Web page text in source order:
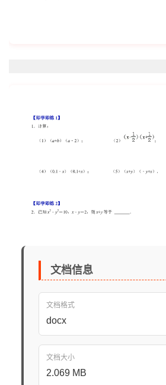
文档信息
文档格式
docx
文档大小
2.069 MB